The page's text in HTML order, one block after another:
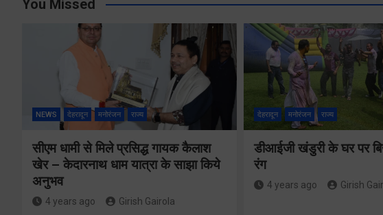
You Missed
NEWS देहरादून मनोरंजन राज्य
सीएम धामी से मिले प्रसिद्ध गायक कैलाश
खेर – केदारनाथ धाम यात्रा के साझा किये
अनुभव
4 years ago Girish Gairola
देहरादून मनोरंजन राज्य
डीआईजी खंडुरी के घर पर
रंग
4 years ago Girish
वैश्विक
का